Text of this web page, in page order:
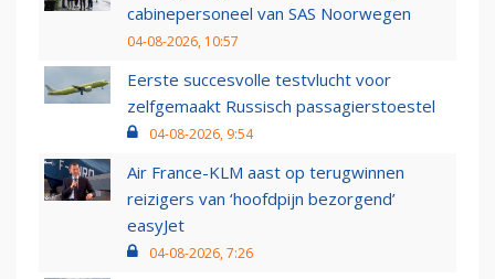
cabinepersoneel van SAS Noorwegen
04-08-2026, 10:57
Eerste succesvolle testvlucht voor
zelfgemaakt Russisch passagierstoestel
04-08-2026, 9:54
Air France-KLM aast op terugwinnen
reizigers van ‘hoofdpijn bezorgend’
easyJet
04-08-2026, 7:26